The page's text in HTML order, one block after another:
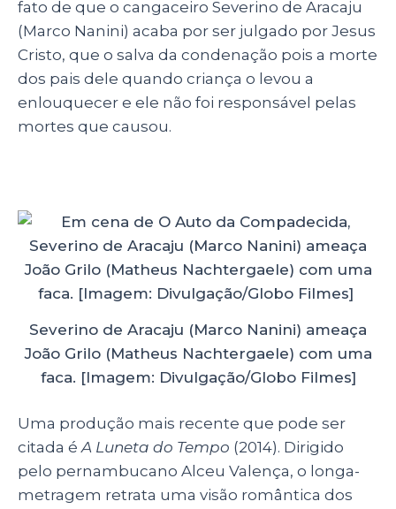
fato de que o cangaceiro Severino de Aracaju
(Marco Nanini) acaba por ser julgado por Jesus
Cristo, que o salva da condenação pois a morte
dos pais dele quando criança o levou a
enlouquecer e ele não foi responsável pelas
mortes que causou.
Severino de Aracaju (Marco Nanini) ameaça
João Grilo (Matheus Nachtergaele) com uma
faca. [Imagem: Divulgação/Globo Filmes]
Uma produção mais recente que pode ser
citada éA Luneta do Tempo (2014). Dirigido
pelo pernambucano Alceu Valença, o longa-
metragem retrata uma visão romântica dos